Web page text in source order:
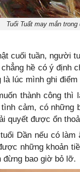
Tuổi Tuất may mắn
cuối tuần, người
hề có ý định
lúc mình ghi
thành công
cảm, có những
quyết được ổn thoả
Dần nếu có
những khoản
đừng bao giờ bỏ lỡ.